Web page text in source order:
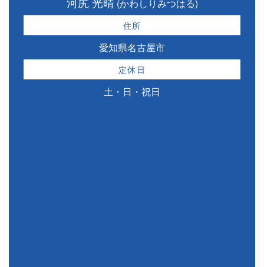
(かわしりみつはる)
住所
愛知県名古屋市
定休日
土・日・祝日